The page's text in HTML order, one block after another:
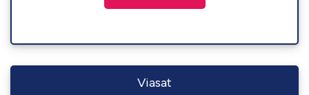
Viasat